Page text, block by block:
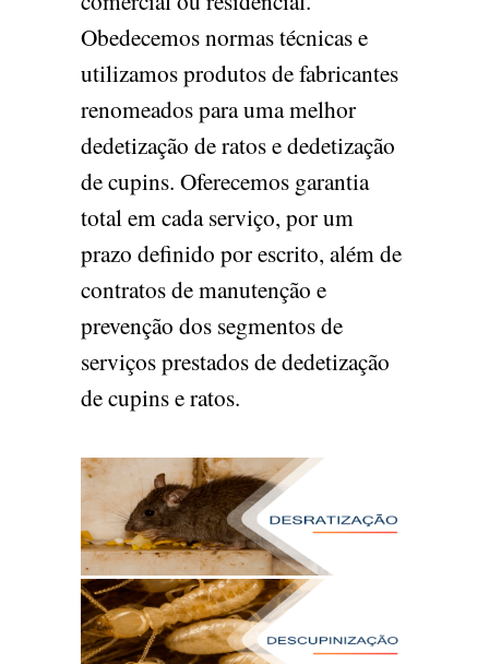
Obedecemos normas técnicas e
utilizamos produtos de fabricantes
renomeados para uma melhor
dedetização de ratos e dedetização
de cupins. Oferecemos garantia
total em cada serviço, por um
prazo definido por escrito, além de
contratos de manutenção e
prevenção dos segmentos de
serviços prestados de dedetização
de cupins e ratos.